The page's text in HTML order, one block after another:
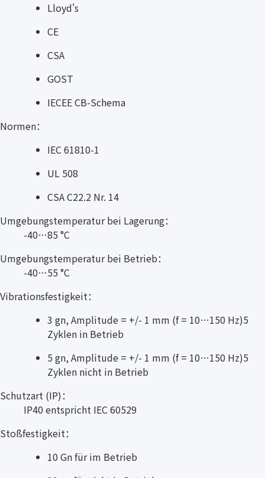
Lloyd's
CE
CSA
GOST
IECEE CB-Schema
Normen：
IEC 61810-1
UL 508
CSA C22.2 Nr. 14
Umgebungstemperatur bei Lagerung：
-40…85 °C
Umgebungstemperatur bei Betrieb：
-40…55 °C
Vibrationsfestigkeit：
3 gn, Amplitude = +/- 1 mm (f = 10…150 Hz)5
Zyklen in Betrieb
5 gn, Amplitude = +/- 1 mm (f = 10…150 Hz)5
Zyklen nicht in Betrieb
Schutzart (IP)：
IP40 entspricht IEC 60529
Stoßfestigkeit：
10 Gn für im Betrieb